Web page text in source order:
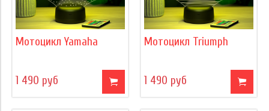
Мотоцикл Yamaha
1 490 руб
Мотоцикл Triumph
1 490 руб